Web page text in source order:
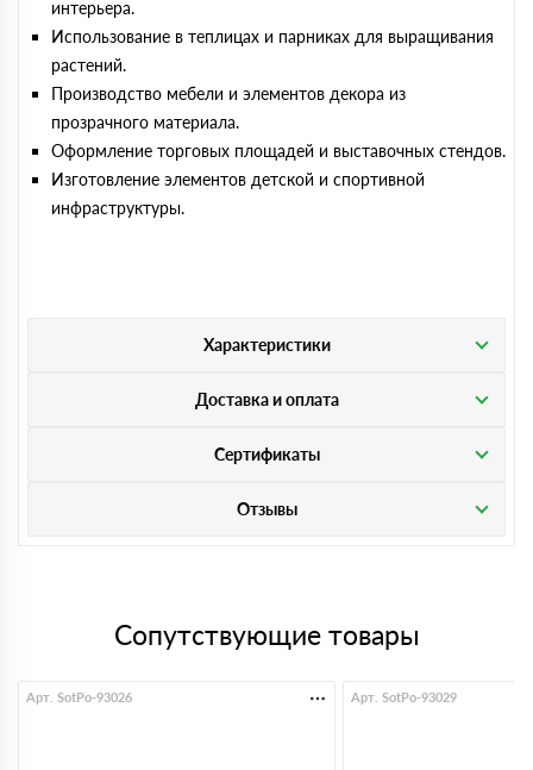
интерьера.
Использование в теплицах и парниках для выращивания
растений.
Производство мебели и элементов декора из
прозрачного материала.
Оформление торговых площадей и выставочных стендов.
Изготовление элементов детской и спортивной
инфраструктуры.
Характеристики
Доставка и оплата
Сертификаты
Отзывы
Сопутствующие товары
Арт. SotPo-93026 Арт. SotPo-93029